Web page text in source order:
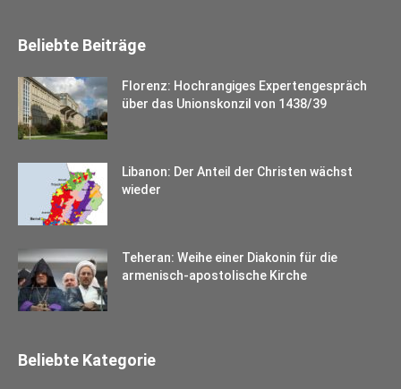
Beliebte Beiträge
Florenz: Hochrangiges Expertengespräch
über das Unionskonzil von 1438/39
Libanon: Der Anteil der Christen wächst
wieder
Teheran: Weihe einer Diakonin für die
armenisch-apostolische Kirche
Beliebte Kategorie